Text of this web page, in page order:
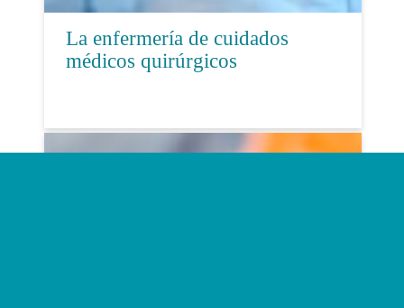
La enfermería de cuidados
médicos quirúrgicos